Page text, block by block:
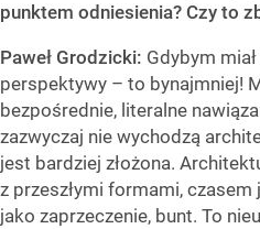
punktem odniesienia? Czy to
Paweł Grodzicki: Gdybym
perspektywy – to bynajmniej!
bezpośrednie, literalne
zazwyczaj nie wychodzą
jest bardziej złożona.
z przeszłymi formami,
jako zaprzeczenie, bunt. To